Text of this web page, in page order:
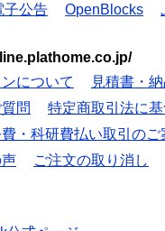
子公告 OpenBlocks
について
見積書・
問
特定商取引法に
・科研費払い取引のご
ご注文の取り消し